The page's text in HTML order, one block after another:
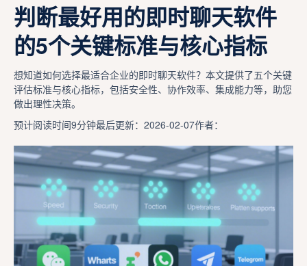
判断最好用的即时聊天软件
的5个关键标准与核心指标
想知道如何选择最适合企业的即时聊天软件？本文提供了五个关键
评估标准与核心指标，包括安全性、协作效率、集成能力等，助您
做出理性决策。
预计阅读时间9分钟最后更新：2026-02-07作者：